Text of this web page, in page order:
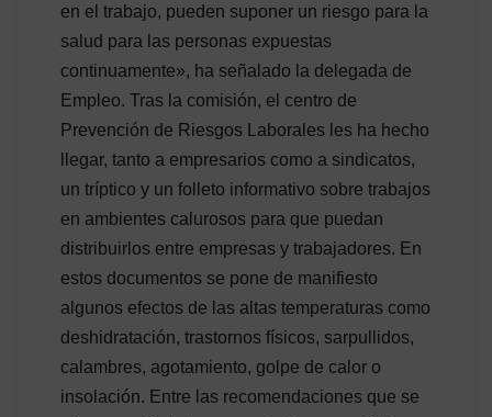
en el trabajo, pueden suponer un riesgo para la
salud para las personas expuestas
continuamente», ha señalado la delegada de
Empleo. Tras la comisión, el centro de
Prevención de Riesgos Laborales les ha hecho
llegar, tanto a empresarios como a sindicatos,
un tríptico y un folleto informativo sobre trabajos
en ambientes calurosos para que puedan
distribuirlos entre empresas y trabajadores. En
estos documentos se pone de manifiesto
algunos efectos de las altas temperaturas como
deshidratación, trastornos físicos, sarpullidos,
calambres, agotamiento, golpe de calor o
insolación. Entre las recomendaciones que se